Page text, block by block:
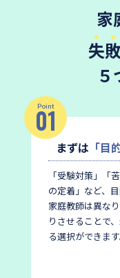
家
失
Point
01
まずは 「目
「受験対策」「
の定着」など、
家庭教師は異なり
りさせることで
る選択ができます